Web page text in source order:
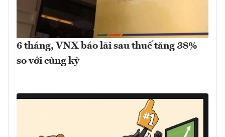
6 tháng, VNX báo lãi sau thuế tăng 38%
so với cùng kỳ